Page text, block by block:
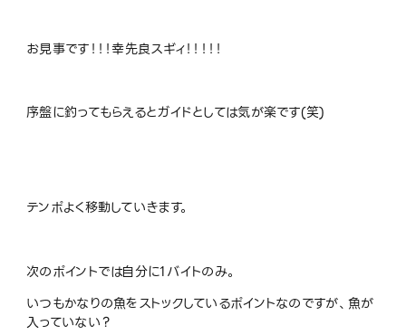
お見事です！！！幸先良スギィ！！！！！
序盤に釣ってもらえるとガイドとしては気が楽です(笑)
テンポよく移動していきます。
次のポイントでは自分に1バイトのみ。
いつもかなりの魚をストックしているポイントなのですが、魚が
入っていない？